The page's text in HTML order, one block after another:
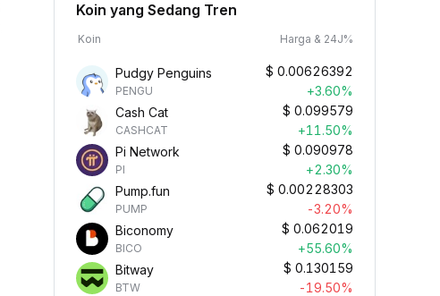
Koin yang Sedang Tren
Koin Harga & 24J%
Pudgy Penguins
PENGU
$ 0.00626392
+3.60%
Cash Cat
CASHCAT
$ 0.099579
+11.50%
Pi Network
PI
$ 0.090978
+2.30%
Pump.fun
PUMP
$ 0.00228303
-3.20%
Biconomy
BICO
$ 0.062019
+55.60%
Bitway
BTW
$ 0.130159
-19.50%